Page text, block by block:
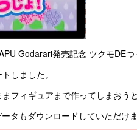
Godarari発売記念 ツクモDEつ
しました。
フィギュアまで作ってしまおう
タもダウンロードしていただけま